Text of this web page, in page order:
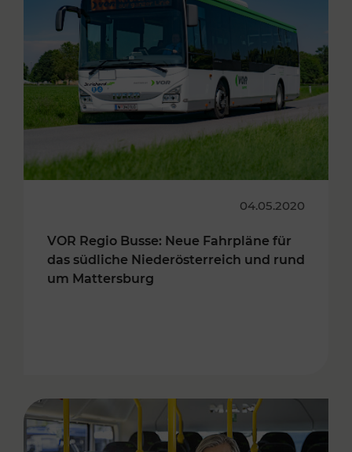
04.05.2020
VOR Regio Busse: Neue Fahrpläne für
das südliche Niederösterreich und rund
um Mattersburg